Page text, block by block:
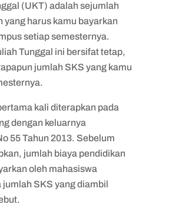
(UKT) adalah sejumlah
yang harus kamu bayarkan
setiap semesternya.
Tunggal ini bersifat tetap,
jumlah SKS yang kamu
kali diterapkan pada
dengan keluarnya
55 Tahun 2013. Sebelum
jumlah biaya pendidikan
oleh mahasiswa
SKS yang diambil